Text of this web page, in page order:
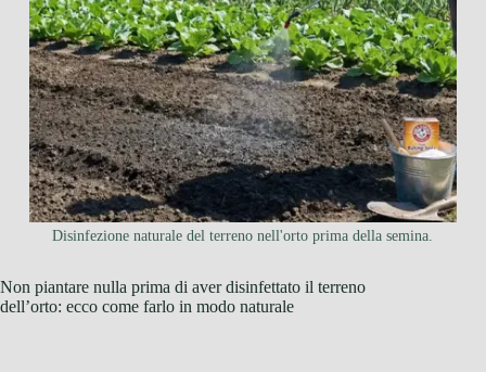
Disinfezione naturale del terreno nell'orto prima della semina.
Non piantare nulla prima di aver disinfettato il terreno
dell’orto: ecco come farlo in modo naturale